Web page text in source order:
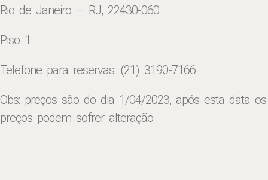
Rio de Janeiro – RJ, 22430-060
Piso 1
Telefone para reservas: (21) 3190-7166
Obs: preços são do dia 1/04/2023, após esta data os
preços podem sofrer alteração